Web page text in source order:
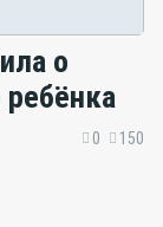
о
0 150